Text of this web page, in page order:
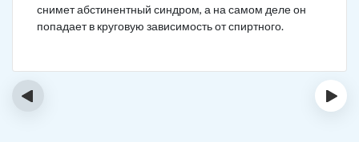
снимет абстинентный синдром, а на самом деле он
попадает в круговую зависимость от спиртного.
‹ ›